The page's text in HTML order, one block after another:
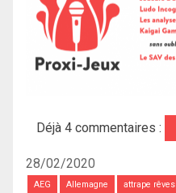
Déjà 4 commentaires :
28/02/2020
AEG Allemagne attrape rêves